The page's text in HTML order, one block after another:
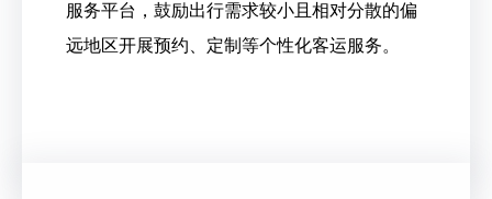
服务平台，鼓励出行需求较小且相对分散的偏
远地区开展预约、定制等个性化客运服务。